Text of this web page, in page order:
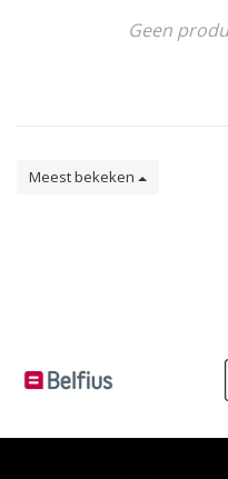
Geen
Meest bekeken